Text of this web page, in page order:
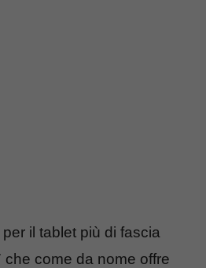
il tablet più di fascia
come da nome offre